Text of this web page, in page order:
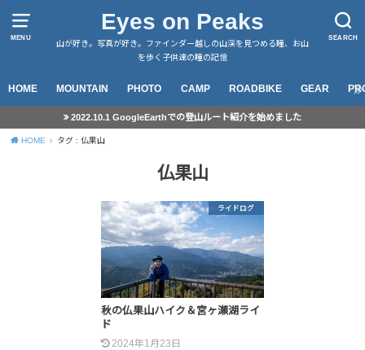
MENU SEARCH
Eyes on Peaks
山が好き。写真が好き。ファインダー越しの山渓を見つめる瞳、お山
を歩く子供達の瞳の記憶
HOME MOUNTAIN PHOTO CAMP ROADBIKE GEAR
2022.10.1 GoogleEarthでの登山ルート紹介を始めました
HOME タグ : 仏果山
仏果山
ライドログ
秋の仏果山ハイク＆宮ヶ瀬湖ライ
ド
2024年1月23日